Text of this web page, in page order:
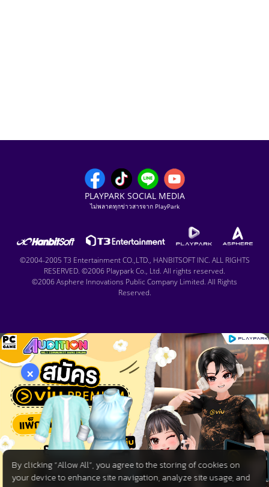
PLAYPARK SOCIAL MEDIA
ไม่พลาดทุกข่าวสารจาก PlayPark
©2004-2005 T3 Entertainment CO.,LTD., HANBITSOFT INC. ALL RIGHTS
RESERVED. ©2006 Playpark Co., Ltd. All rights reserved.
©2006 Asphere Innovations Public Company Limited. All Rights
Reserved.
By clicking “Allow All”, you agree to the storing of cookies on
your device to enhance site navigation, analyze site usage, and
×